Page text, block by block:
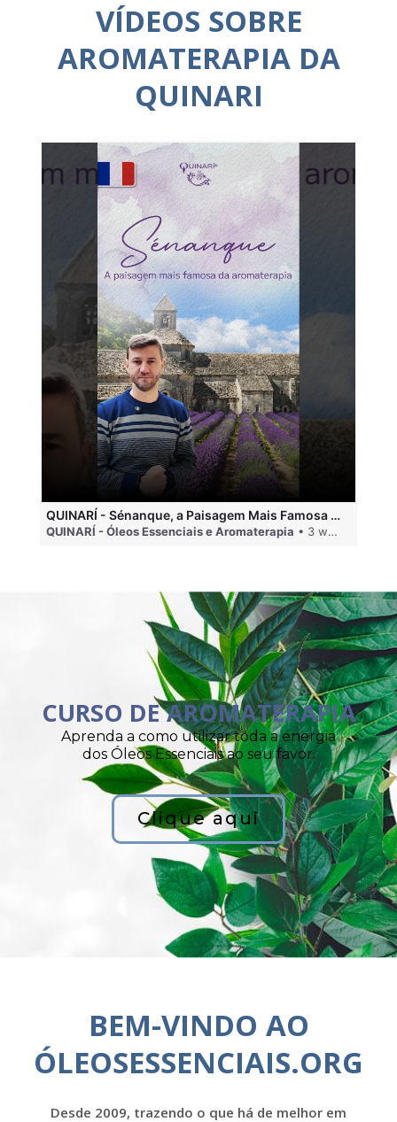
VÍDEOS SOBRE
AROMATERAPIA DA
QUINARI
QUINARÍ - Sénanque, a Paisagem Mais Famosa da Aromaterapia
QUINARÍ - Óleos Essenciais e Aromaterapia • 3 weeks ago
CURSO DE AROMATERAPIA
Aprenda a como utilizar toda a energia
dos Óleos Essenciais ao seu favor.
Clique aqui
BEM-VINDO AO
ÓLEOSESSENCIAIS.ORG
Desde 2009, trazendo o que há de melhor em